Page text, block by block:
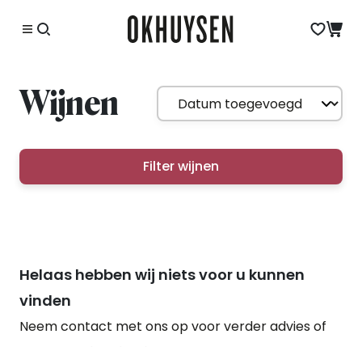
Wijnen
Filter wijnen
Helaas hebben wij niets voor u kunnen
vinden
Neem contact met ons op voor verder advies of